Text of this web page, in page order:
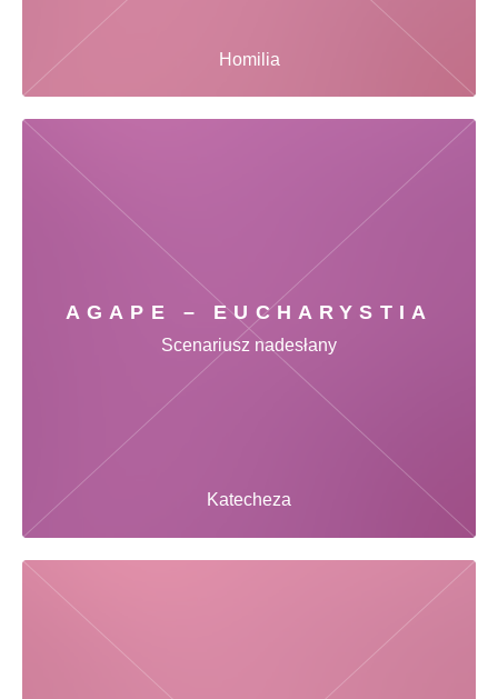
Homilia
AGAPE – EUCHARYSTIA
Katecheza
Scenariusz nadesłany